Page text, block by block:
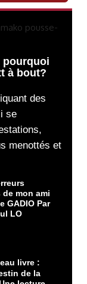
pourquoi
à bout?
des
se
menottés et
de mon ami
GADIO Par
LO
livre :
de la